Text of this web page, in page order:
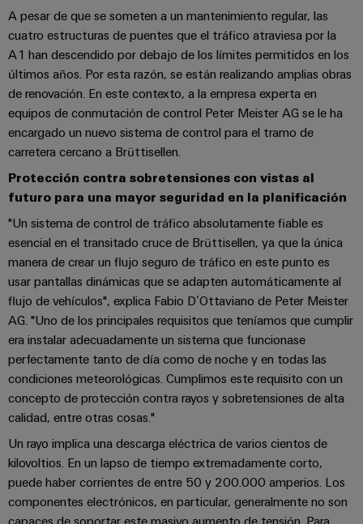
energía
Soluciones
y
productos
para
sistemas
de
almacenamiento
energía
(ESS)
Centro
de
datos
Soluciones
y
productos
centros
de
datos:
eficientes,
fiables
y
escalables
Construcción
naval
Soluciones
integrales
de
Tecnología
de
conexión
PUSH
IN
u-
edge
computing
Cuadro
y
campo
Cableado
de
campo
Configurador
Weidmüller
Medición
inteligente
Sistemas
de
paso
para
cables
y
componentes
Cables
de
conexión,
cables
de
conexión
(patch)
y
cables
Interfaces
y
de
migración
para
PLC
Consultoría
e
ingeniería
digital
Connectivity
Consulting
digital
Weidmüller
Configurator
Servicios
de
conectores
para
circuito
impreso
Servicios
de
laboratorio
Ubicaciones
Información
de
gestión
y
certificados
Orange
|
Customer
Magazine
Academia
Weidmüller
Recursos
Humanos
Nuestro
equipo
de
dirección
Política
Venta
Subscripción
al
Newsletter
A pesar de que se someten a un mantenimiento regular, las
cuatro estructuras de puentes que el tráfico atraviesa por la
A1 han descendido por debajo de los límites permitidos en los
últimos años. Por esta razón, se están realizando amplias obras
de renovación. En este contexto, a la empresa experta en
equipos de conmutación de control Peter Meister AG se le ha
encargado un nuevo sistema de control para el tramo de
carretera cercano a Brüttisellen.
Protección contra sobretensiones con vistas al
futuro para una mayor seguridad en la planificación
"Un sistema de control de tráfico absolutamente fiable es
esencial en el transitado cruce de Brüttisellen, ya que la única
manera de crear un flujo seguro de tráfico en este punto es
usar pantallas dinámicas que se adapten automáticamente al
flujo de vehículos", explica Fabio D’Ottaviano de Peter Meister
AG. "Uno de los principales requisitos que teníamos que cumplir
era instalar adecuadamente un sistema que funcionase
perfectamente tanto de día como de noche y en todas las
condiciones meteorológicas. Cumplimos este requisito con un
concepto de protección contra rayos y sobretensiones de alta
calidad, entre otras cosas."
Un rayo implica una descarga eléctrica de varios cientos de
kilovoltios. En un lapso de tiempo extremadamente corto,
puede haber corrientes de entre 50 y 200.000 amperios. Los
componentes electrónicos, en particular, generalmente no son
capaces de soportar este masivo aumento de tensión. Para